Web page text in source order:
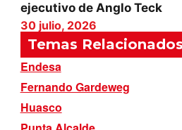
ejecutivo de Anglo Teck
30 julio, 2026
Temas Relacionados
Endesa
Fernando Gardeweg
Huasco